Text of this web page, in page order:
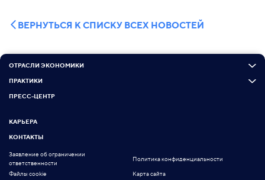
ВЕРНУТЬСЯ К СПИСКУ ВСЕХ НОВОСТЕЙ
ОТРАСЛИ ЭКОНОМИКИ
ПРАКТИКИ
ПРЕСС-ЦЕНТР
КАРЬЕРА
КОНТАКТЫ
Заявление об ограничении
ответственности
Политика конфиденциальности
Файлы cookie Карта сайта